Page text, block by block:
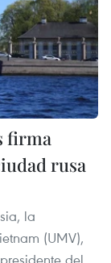
firma
rusa
la
(UMV),